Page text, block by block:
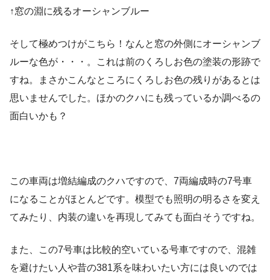
↑窓の淵に残るオーシャンブルー
そして極めつけがこちら！なんと窓の外側にオーシャンブ
ルーな色が・・・。これは前のくろしお色の塗装の形跡で
すね。まさかこんなところにくろしお色の残りがあるとは
思いませんでした。ほかのクハにも残っているか調べるの
面白いかも？
この車両は増結編成のクハですので、7両編成時の7号車
になることがほとんどです。模型でも照明の明るさを変え
てみたり、内装の違いを再現してみても面白そうですね。
また、この7号車は比較的空いている号車ですので、混雑
を避けたい人や昔の381系を味わいたい方には良いのでは